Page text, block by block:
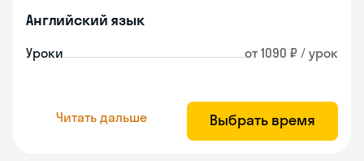
Английский язык
Уроки от 1090 ₽ / урок
Читать дальше Выбрать время